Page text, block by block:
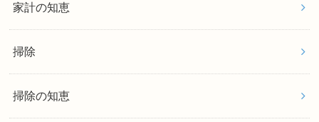
家計の知恵
掃除
掃除の知恵